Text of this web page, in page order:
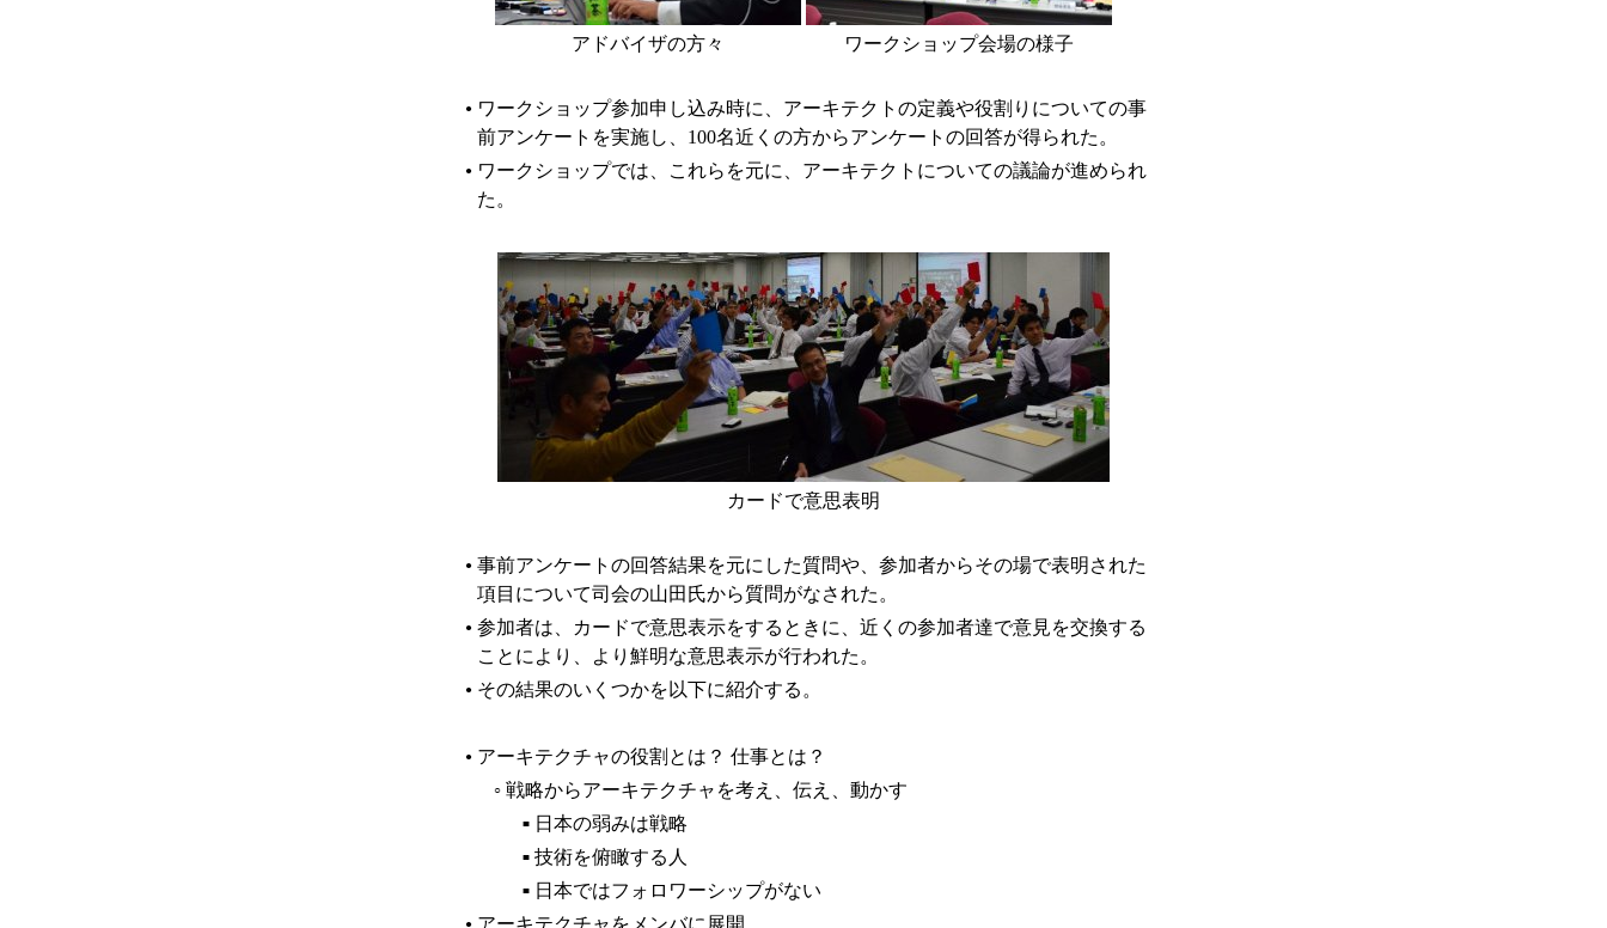
アドバイザの方々 ワークショップ会場の様子
●
ワークショップ参加申し込み時に、アーキテクトの定義や役割りについての事
前アンケートを実施し、100名近くの方からアンケートの回答が得られた。
●
ワークショップでは、これらを元に、アーキテクトについての議論が進められ
た。
カードで意思表明
● 事前アンケートの回答結果を元にした質問や、参加者からその場で表明された
項目について司会の山田氏から質問がなされた。
● 参加者は、カードで意思表示をするときに、近くの参加者達で意見を交換する
ことにより、より鮮明な意思表示が行われた。
● その結果のいくつかを以下に紹介する。
● アーキテクチャの役割とは？ 仕事とは？
○ 戦略からアーキテクチャを考え、伝え、動かす
■ 日本の弱みは戦略
■ 技術を俯瞰する人
■ 日本ではフォロワーシップがない
● アーキテクチャをメンバに展開